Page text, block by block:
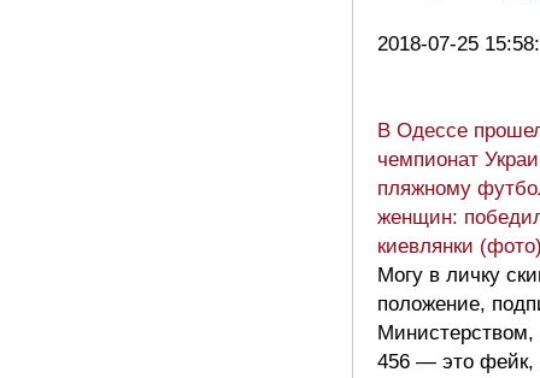
2018-07-25
В Одессе
чемпионат
пляжному
женщин:
киевлянки
Могу в личку
положение,
Министерством,
456 — это фейк,